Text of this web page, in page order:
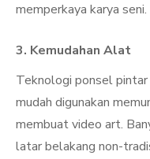
memperkaya karya seni.
3. Kemudahan Alat
Teknologi ponsel
mudah digunakan
membuat video art.
latar belakang non-